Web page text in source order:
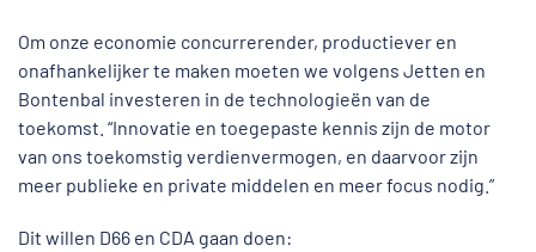
Om onze economie concurrerender, productiever en
onafhankelijker te maken moeten we volgens Jetten en
Bontenbal investeren in de technologieën van de
toekomst. “Innovatie en toegepaste kennis zijn de motor
van ons toekomstig verdienvermogen, en daarvoor zijn
meer publieke en private middelen en meer focus nodig.”
Dit willen D66 en CDA gaan doen: